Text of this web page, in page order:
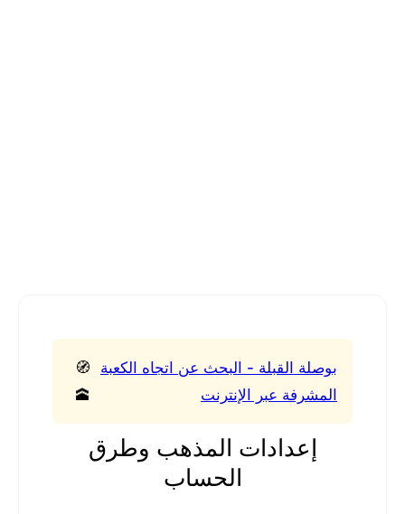
بوصلة القبلة - البحث عن اتجاه الكعبة
المشرفة عبر الإنترنت
🧭
🕋
إعدادات المذهب وطرق
الحساب